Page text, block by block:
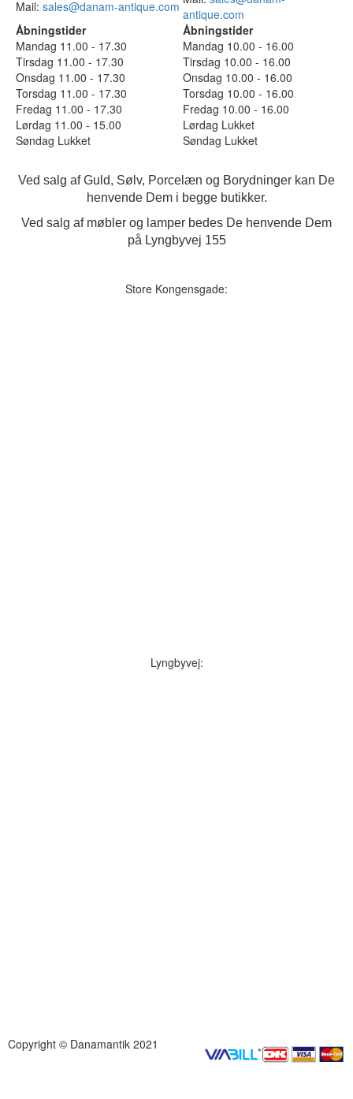
Mail: sales@danam-antique.com antique.com
Åbningstider
Åbningstider
Mandag 11.00 - 17.30
Mandag 10.00 - 16.00
Tirsdag 11.00 - 17.30
Tirsdag 10.00 - 16.00
Onsdag 11.00 - 17.30
Onsdag 10.00 - 16.00
Torsdag 11.00 - 17.30
Torsdag 10.00 - 16.00
Fredag 11.00 - 17.30
Fredag 10.00 - 16.00
Lørdag 11.00 - 15.00
Lørdag Lukket
Søndag Lukket
Søndag Lukket
Ved salg af Guld, Sølv, Porcelæn og Borydninger kan De
henvende Dem i begge butikker.
Ved salg af møbler og lamper bedes De henvende Dem
på Lyngbyvej 155
Store Kongensgade:
Lyngbyvej:
Copyright © Danamantik 2021